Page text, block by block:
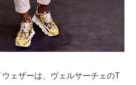
ェザーは、ヴェルサーチェのT